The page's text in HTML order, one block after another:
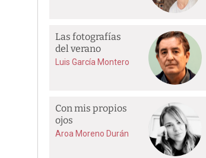
Las fotografías
del verano
Luis García Montero
Con mis propios
ojos
Aroa Moreno Durán